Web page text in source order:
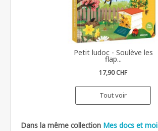
Petit ludoc - Soulève les
flap...
17,90 CHF
Tout voir
Dans la même collection Mes docs et moi